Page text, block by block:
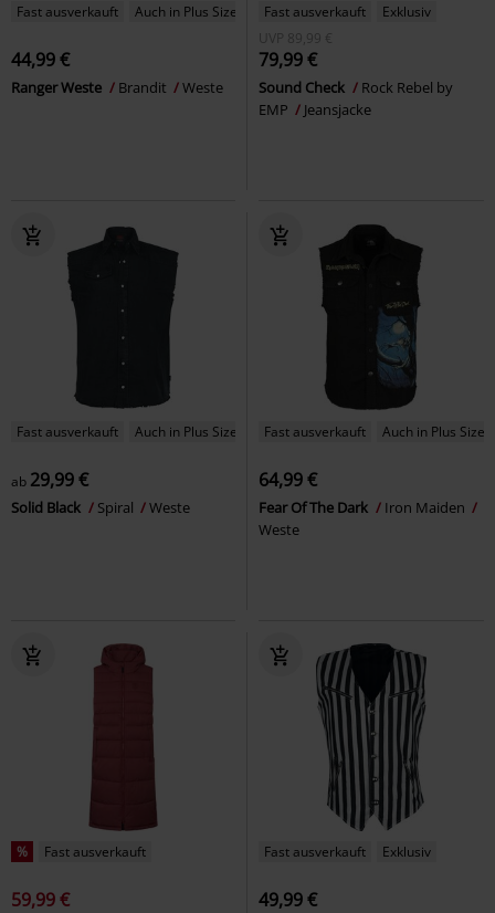
Fast ausverkauft Auch in Plus Size
44,99 €
Ranger Weste Brandit Weste
Fast ausverkauft
Exklusiv
UVP
89,99 €
79,99 €
Sound Check
Rock Rebel by
EMP
Jeansjacke
Fast ausverkauft Auch in Plus Size
ab 29,99 €
Solid Black Spiral Weste
Fast ausverkauft Auch in Plus Size
64,99 €
Fear Of The Dark
Iron Maiden
Weste
% Fast ausverkauft
59,99 €
Fast ausverkauft Exklusiv
49,99 €